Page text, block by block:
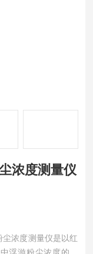
浓度测量仪
浓度测量仪是以红